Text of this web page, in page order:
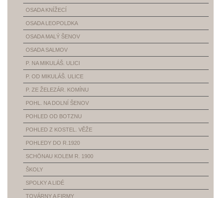
OSADA KNÍŽECÍ
OSADA LEOPOLDKA
OSADA MALÝ ŠENOV
OSADA SALMOV
P. NA MIKULÁŠ. ULICI
P. OD MIKULÁŠ. ULICE
P. ZE ŽELEZÁR. KOMÍNU
POHL. NA DOLNÍ ŠENOV
POHLED OD BOTZNU
POHLED Z KOSTEL. VĚŽE
POHLEDY DO R.1920
SCHÖNAU KOLEM R. 1900
ŠKOLY
SPOLKY A LIDÉ
TOVÁRNY A FIRMY